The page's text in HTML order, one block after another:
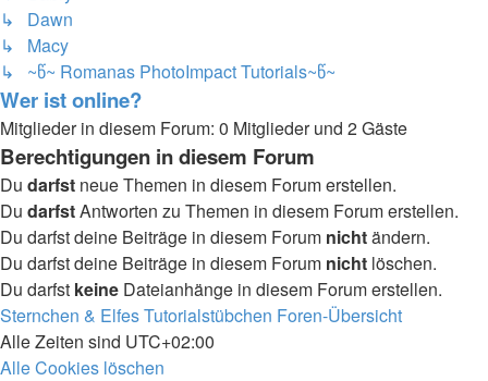
↳ Dawn
↳ Macy
↳ ~წ~ Romanas PhotoImpact Tutorials~წ~
Wer ist online?
Mitglieder in diesem Forum: 0 Mitglieder und 2 Gäste
Berechtigungen in diesem Forum
Du darfst neue Themen in diesem Forum erstellen.
Du darfstAntworten zu Themen in diesem Forum erstellen.
Du darfst deine Beiträge in diesem Forum nichtändern.
Du darfst deine Beiträge in diesem Forum nicht löschen.
Du darfst keine Dateianhänge in diesem Forum erstellen.
Sternchen & Elfes Tutorialstübchen Foren-Übersicht
Alle Zeiten sind UTC+02:00
Alle Cookies löschen